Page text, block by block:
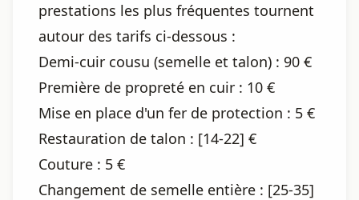
prestations les plus fréquentes tournent
autour des tarifs ci-dessous :
Demi-cuir cousu (semelle et talon) : 90 €
Première de propreté en cuir : 10 €
Mise en place d'un fer de protection : 5 €
Restauration de talon : [14-22] €
Couture : 5 €
Changement de semelle entière : [25-35]